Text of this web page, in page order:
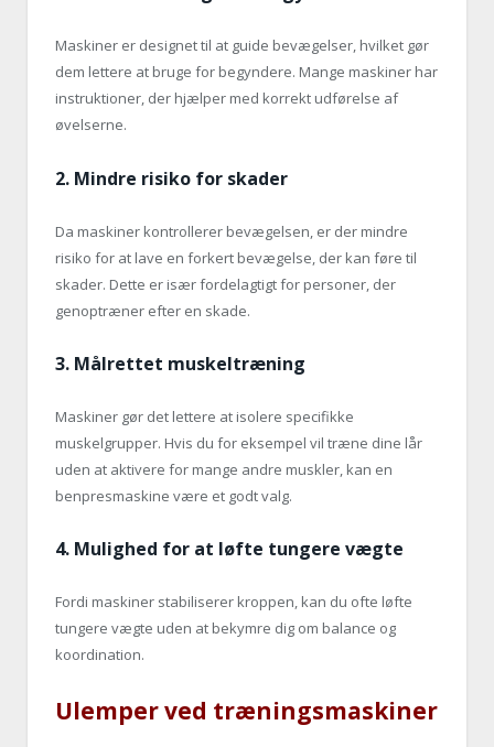
Maskiner er designet til at guide bevægelser, hvilket gør
dem lettere at bruge for begyndere. Mange maskiner har
instruktioner, der hjælper med korrekt udførelse af
øvelserne.
2. Mindre risiko for skader
Da maskiner kontrollerer bevægelsen, er der mindre
risiko for at lave en forkert bevægelse, der kan føre til
skader. Dette er især fordelagtigt for personer, der
genoptræner efter en skade.
3. Målrettet muskeltræning
Maskiner gør det lettere at isolere specifikke
muskelgrupper. Hvis du for eksempel vil træne dine lår
uden at aktivere for mange andre muskler, kan en
benpresmaskine være et godt valg.
4. Mulighed for at løfte tungere vægte
Fordi maskiner stabiliserer kroppen, kan du ofte løfte
tungere vægte uden at bekymre dig om balance og
koordination.
Ulemper ved træningsmaskiner